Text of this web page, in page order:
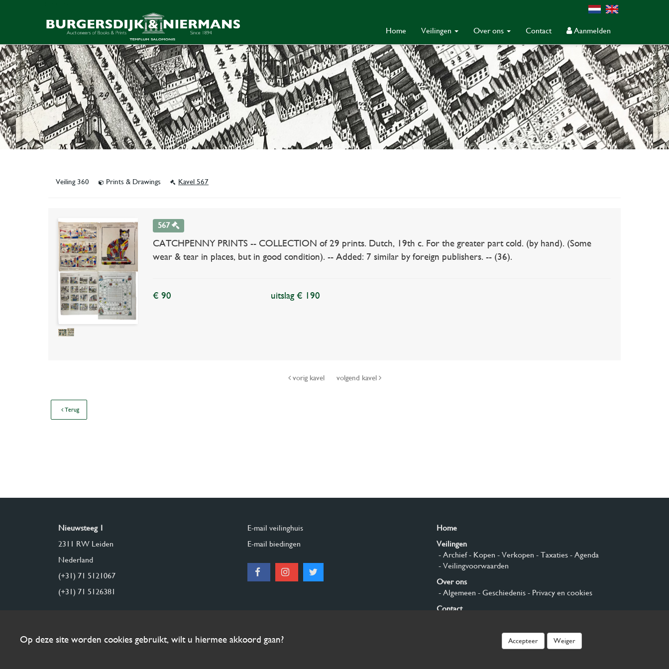
Home Veilingen Over ons Contact Aanmelden
Veiling 360 Prints & Drawings Kavel 567
567
CATCHPENNY PRINTS -- COLLECTION of 29 prints. Dutch, 19th c. For the greater part cold. (by hand). (Some
wear & tear in places, but in good condition). -- Added: 7 similar by foreign publishers. -- (36).
€ 90 uitslag € 190
vorig kavel volgend kavel
Terug
Nieuwsteeg 1
2311 RW Leiden
Nederland
(+31) 71 5121067
(+31) 71 5126381
E-mail veilinghuis
E-mail biedingen
Home
Veilingen
- Archief- Kopen - Verkopen - Taxaties- Agenda
- Veilingvoorwaarden
Over ons
- Algemeen - Geschiedenis- Privacy en cookies
Contact
Op deze site worden cookies gebruikt, wilt u hiermee akkoord gaan? Accepteer Weiger